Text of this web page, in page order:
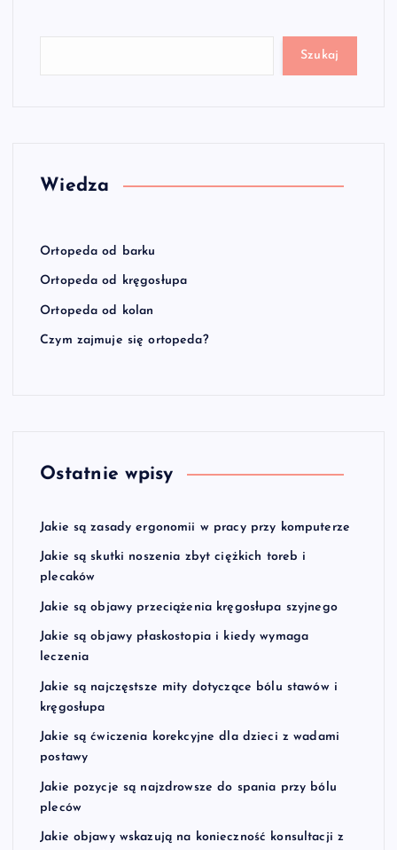
Szukaj
Wiedza
Ortopeda od barku
Ortopeda od kręgosłupa
Ortopeda od kolan
Czym zajmuje się ortopeda?
Ostatnie wpisy
Jakie są zasady ergonomii w pracy przy komputerze
Jakie są skutki noszenia zbyt ciężkich toreb i
plecaków
Jakie są objawy przeciążenia kręgosłupa szyjnego
Jakie są objawy płaskostopia i kiedy wymaga
leczenia
Jakie są najczęstsze mity dotyczące bólu stawów i
kręgosłupa
Jakie są ćwiczenia korekcyjne dla dzieci z wadami
postawy
Jakie pozycje są najzdrowsze do spania przy bólu
pleców
Jakie objawy wskazują na konieczność konsultacji z